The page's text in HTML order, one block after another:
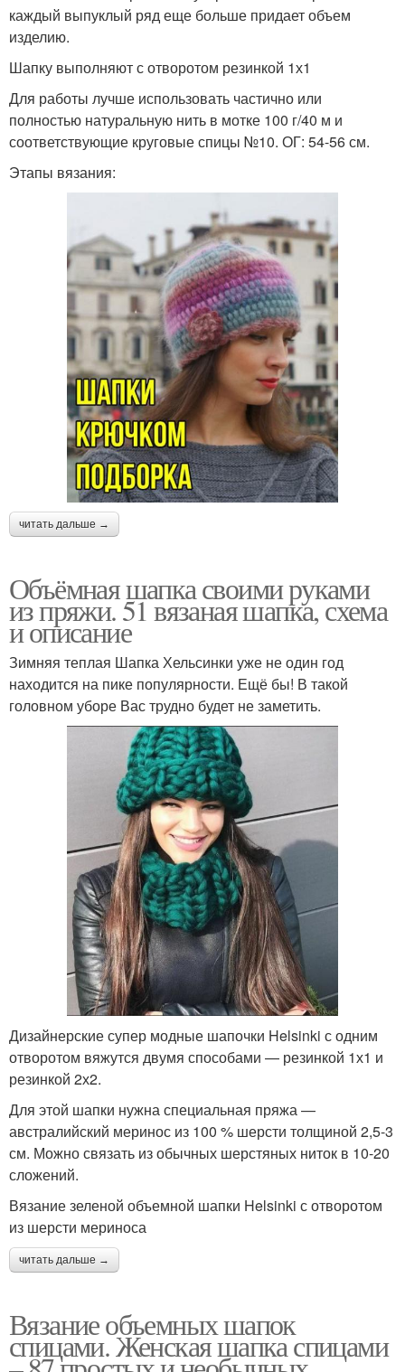
каждый выпуклый ряд еще больше придает объем
изделию.
Шапку выполняют с отворотом резинкой 1х1
Для работы лучше использовать частично или
полностью натуральную нить в мотке 100 г/40 м и
соответствующие круговые спицы №10. ОГ: 54-56 см.
Этапы вязания:
читать дальше →
Объёмная шапка своими руками
из пряжи. 51 вязаная шапка, схема
и описание
Зимняя теплая Шапка Хельсинки уже не один год
находится на пике популярности. Ещё бы! В такой
головном уборе Вас трудно будет не заметить.
Дизайнерские супер модные шапочки Helsinki с одним
отворотом вяжутся двумя способами — резинкой 1х1 и
резинкой 2х2.
Для этой шапки нужна специальная пряжа —
австралийский меринос из 100 % шерсти толщиной 2,5-3
см. Можно связать из обычных шерстяных ниток в 10-20
сложений.
Вязание зеленой объемной шапки Helsinki с отворотом
из шерсти мериноса
читать дальше →
Вязание объемных шапок
спицами. Женская шапка спицами